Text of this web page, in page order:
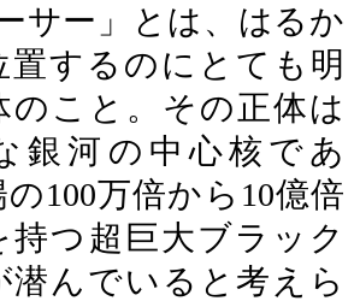
サー」とは、はるか
置するのにとても明
のこと。その正体は
銀河の中心核であ
の100万倍から10億倍
持つ超巨大ブラック
潜んでいると考えら